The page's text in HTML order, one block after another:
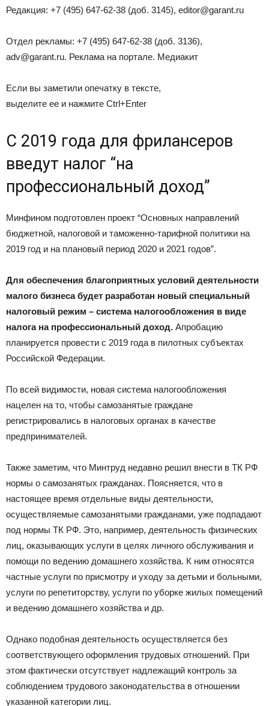
Редакция: +7 (495) 647-62-38 (доб. 3145), editor@garant.ru
Отдел рекламы: +7 (495) 647-62-38 (доб. 3136),
adv@garant.ru. Реклама на портале. Медиакит
Если вы заметили опечатку в тексте,
выделите ее и нажмите Ctrl+Enter
С 2019 года для фрилансеров
введут налог “на
профессиональный доход”
Минфином подготовлен проект “Основных направлений
бюджетной, налоговой и таможенно-тарифной политики на
2019 год и на плановый период 2020 и 2021 годов”.
Для обеспечения благоприятных условий деятельности
малого бизнеса будет разработан новый специальный
налоговый режим – система налогообложения в виде
налога на профессиональный доход. Апробацию
планируется провести с 2019 года в пилотных субъектах
Российской Федерации.
По всей видимости, новая система налогообложения
нацелен на то, чтобы самозанятые граждане
регистрировались в налоговых органах в качестве
предпринимателей.
Также заметим, что Минтруд недавно решил внести в ТК РФ
нормы о самозанятых гражданах. Поясняется, что в
настоящее время отдельные виды деятельности,
осуществляемые самозанятыми гражданами, уже подпадают
под нормы ТК РФ. Это, например, деятельность физических
лиц, оказывающих услуги в целях личного обслуживания и
помощи по ведению домашнего хозяйства. К ним относятся
частные услуги по присмотру и уходу за детьми и больными,
услуги по репетиторству, услуги по уборке жилых помещений
и ведению домашнего хозяйства и др.
Однако подобная деятельность осуществляется без
соответствующего оформления трудовых отношений. При
этом фактически отсутствует надлежащий контроль за
соблюдением трудового законодательства в отношении
указанной категории лиц.